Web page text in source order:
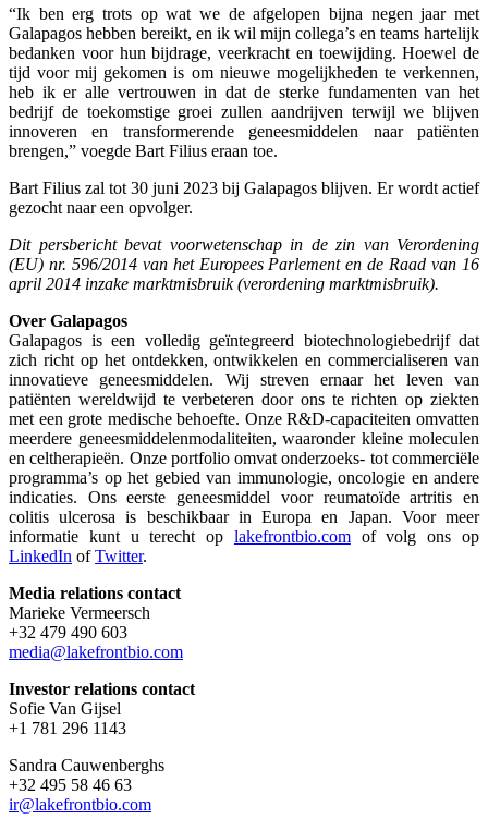
“Ik ben erg trots op wat we de afgelopen bijna negen jaar met
Galapagos hebben bereikt, en ik wil mijn collega’s en teams hartelijk
bedanken voor hun bijdrage, veerkracht en toewijding. Hoewel de
tijd voor mij gekomen is om nieuwe mogelijkheden te verkennen,
heb ik er alle vertrouwen in dat de sterke fundamenten van het
bedrijf de toekomstige groei zullen aandrijven terwijl we blijven
innoveren en transformerende geneesmiddelen naar patiënten
brengen,” voegde Bart Filius eraan toe.
Bart Filius zal tot 30 juni 2023 bij Galapagos blijven. Er wordt actief
gezocht naar een opvolger.
Dit persbericht bevat voorwetenschap in de zin van Verordening
(EU) nr. 596/2014 van het Europees Parlement en de Raad van 16
april 2014 inzake marktmisbruik (verordening marktmisbruik).
Over Galapagos
Galapagos is een volledig geïntegreerd biotechnologiebedrijf dat
zich richt op het ontdekken, ontwikkelen en commercialiseren van
innovatieve geneesmiddelen. Wij streven ernaar het leven van
patiënten wereldwijd te verbeteren door ons te richten op ziekten
met een grote medische behoefte. Onze R&D-capaciteiten omvatten
meerdere geneesmiddelenmodaliteiten, waaronder kleine moleculen
en celtherapieën. Onze portfolio omvat onderzoeks- tot commerciële
programma’s op het gebied van immunologie, oncologie en andere
indicaties. Ons eerste geneesmiddel voor reumatoïde artritis en
colitis ulcerosa is beschikbaar in Europa en Japan. Voor meer
informatie kunt u terecht op lakefrontbio.comof volg ons op
LinkedIn ofTwitter.
Media relations contact
Marieke Vermeersch
+32 479 490 603
media@lakefrontbio.com
Investor relations contact
Sofie Van Gijsel
+1 781 296 1143
Sandra Cauwenberghs
+32 495 58 46 63
ir@lakefrontbio.com